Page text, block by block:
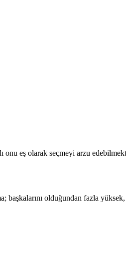
onu eş olarak seçmeyi arzu
başkalarını olduğundan fazla